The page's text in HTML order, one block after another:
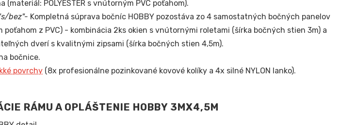
(materiál: POLYESTER s vnútorným PVC poťahom).
bez"- Kompletná súprava bočníc HOBBY pozostáva zo 4 samostatných bočných panelov
poťahom z PVC) - kombinácia 2ks okien s vnútornými roletami (šírka bočných stien 3m) a
dverí s kvalitnými zipsami (šírka bočných stien 4,5m).
bočnice.
povrchy(8x profesionálne pozinkované kovové kolíky a 4x silné NYLON lanko).
RÁMU A OPLÁŠTENIE HOBBY 3MX4,5M